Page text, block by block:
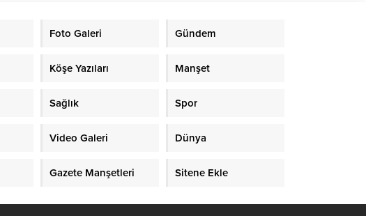
Foto Galeri Gündem
Köşe Yazıları Manşet
Sağlık Spor
Video Galeri Dünya
Gazete Manşetleri Sitene Ekle